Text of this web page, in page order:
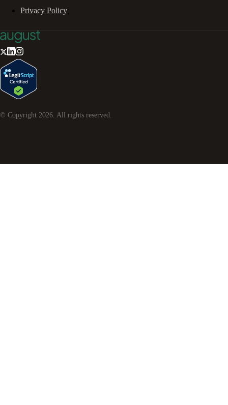
Privacy Policy
© Copyright 2026 . All rights reserved.